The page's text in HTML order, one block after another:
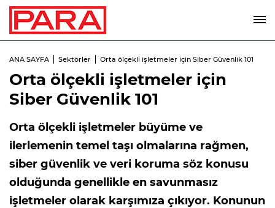
ANA SAYFA Sektörler Orta ölçekli işletmeler için Siber Güvenlik 101
Orta ölçekli işletmeler için
Siber Güvenlik 101
Orta ölçekli işletmeler büyüme ve
ilerlemenin temel taşı olmalarına rağmen,
siber güvenlik ve veri koruma söz konusu
olduğunda genellikle en savunmasız
işletmeler olarak karşımıza çıkıyor. Konunun